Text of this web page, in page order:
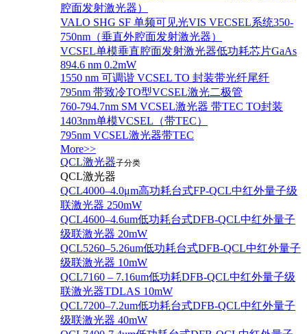
腔面发射激光器）
VALO SHG SF 单频可见光VIS VECSEL系统350-
750nm（垂直外腔面发射激光器）
VCSEL单模垂直腔面发射激光器低功耗芯片GaAs
894.6 nm 0.2mW
1550 nm 可调谐 VCSEL TO 封装带光纤尾纤
795nm 带致冷TO型VCSEL激光二极管
760-794.7nm SM VCSEL激光器 带TEC TO封装
1403nm单模VCSEL（带TEC）
795nm VCSEL激光器带TEC
More>>
QCL激光器子分类
QCL激光器
QCL4000–4.0μm高功耗台式FP-QCL中红外量子级
联激光器 250mW
QCL4600–4.6um低功耗台式DFB-QCL中红外量子
级联激光器 20mW
QCL5260–5.26um低功耗台式DFB-QCL中红外量子
级联激光器 10mW
QCL7160 – 7.16um低功耗DFB-QCL中红外量子级
联激光器TDLAS 10mW
QCL7200–7.2um低功耗台式DFB-QCL中红外量子
级联激光器 40mW